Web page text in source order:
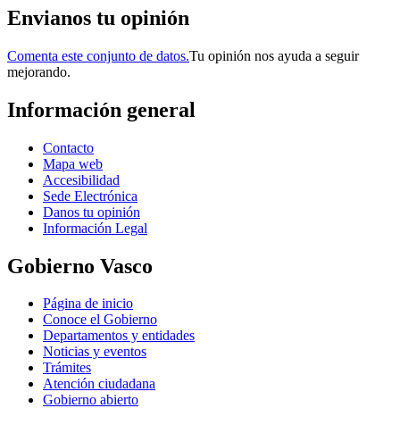
Envianos tu opinión
Comenta este conjunto de datos.Tu opinión nos ayuda a seguir
mejorando.
Información general
Contacto
Mapa web
Accesibilidad
Sede Electrónica
Danos tu opinión
Información Legal
Gobierno Vasco
Página de inicio
Conoce el Gobierno
Departamentos y entidades
Noticias y eventos
Trámites
Atención ciudadana
Gobierno abierto